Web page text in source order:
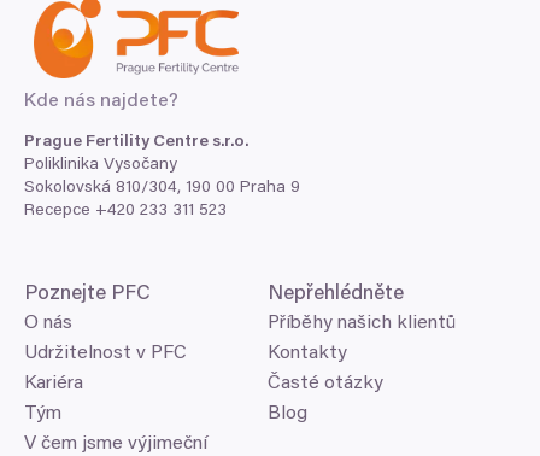
Kde nás najdete?
Prague Fertility Centre s.r.o.
Poliklinika Vysočany
Sokolovská 810/304, 190 00 Praha 9
Recepce +420 233 311 523
Poznejte PFC
O nás
V čem jsme výjimeční
Tým
Udržitelnost v PFC
Kariéra
Nepřehlédněte
Příběhy našich klientů
Blog
Časté otázky
Kontakty